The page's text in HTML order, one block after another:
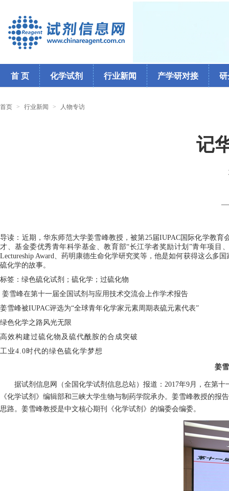
首 页 化学试剂 行业新闻 产学研对接 研
首页 > 行业新闻 > 人物专访
记
导读：近期，华东师范大学姜雪峰教授，被第25届IUPAC国际化学教
才、基金委优秀青年科学基金、教育部“长江学者奖励计划”青年项目
Lectureship Award、药明康德生命化学研究奖等，他是如何获得这么多
硫化学的故事。
标签：绿色硫化试剂；硫化学；过硫化物
姜雪峰在第十一届全国试剂与应用技术交流会上作学术报告
姜雪峰被IUPAC评选为“全球青年化学家元素周期表硫元素代表”
绿色化学之路风光无限
高效构建过硫化物及硫代酰胺的合成突破
工业4.0时代的绿色硫化学梦想
姜
据试剂信息网（全国化学试剂信息总站）报道：2017年9月，在第
《化学试剂》编辑部和三峡大学生物与制药学院承办。姜雪峰教授的
思路。 姜雪峰教授是中文核心期刊《化学试剂》的编委会编委。